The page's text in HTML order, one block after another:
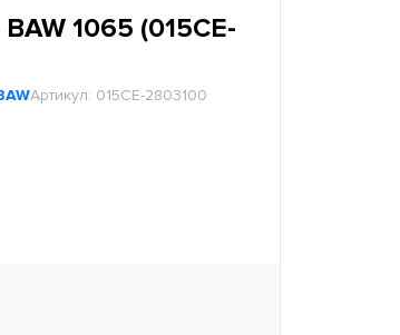
1065 (015CE-
Артикул: 015CE-2803100